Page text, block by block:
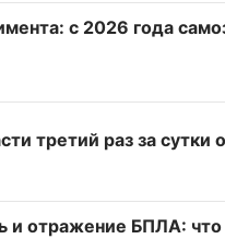
с 2026 года
третий раз за сутки
и отражение БПЛА: